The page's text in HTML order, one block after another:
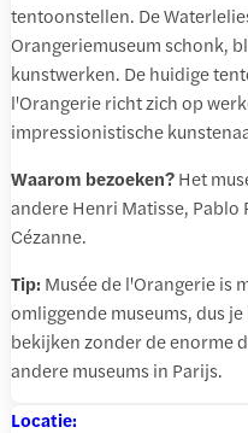
tentoonstellen. De
Orangeriemuseum schonk,
kunstwerken. De huidige
l'Orangerie richt zich op
impressionistische
Waarom bezoeken?Het
andere Henri Matisse, Pablo
Cézanne.
Tip: Musée de l'Orangerie is
omliggende museums, dus
bekijken zonder de enorme
andere museums in Parijs.
Locatie: